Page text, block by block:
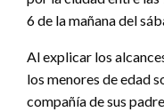
6 de la mañana del
Al explicar los
los menores de edad
compañía de sus